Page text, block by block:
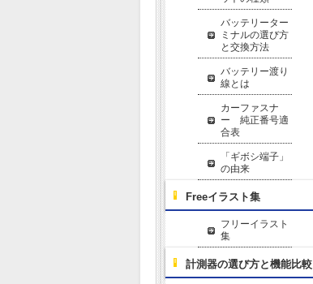
バッテリーター
ミナルの選び方
と交換方法
バッテリー渡り
線とは
カーファスナ
ー 純正番号適
合表
「ギボシ端子」
の由来
Freeイラスト集
フリーイラスト
集
計測器の選び方と機能比較